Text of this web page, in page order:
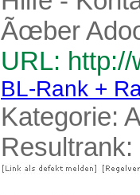
Ãœber
URL:
BL-Rank +
Kategorie:
Resultrank: